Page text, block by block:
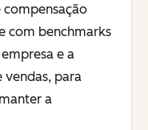
com benchmarks
e a
vendas, para
a